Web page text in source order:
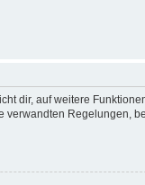
dir, auf weitere
Regelungen,